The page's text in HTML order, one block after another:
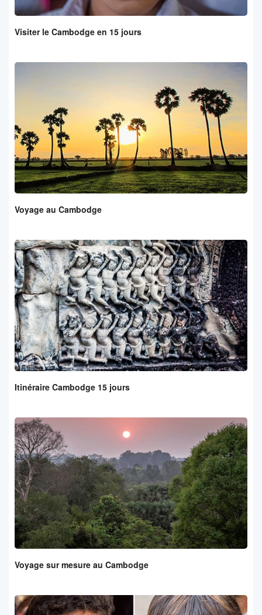
Visiter le Cambodge en 15 jours
Voyage au Cambodge
Itinéraire Cambodge 15 jours
Voyage sur mesure au Cambodge